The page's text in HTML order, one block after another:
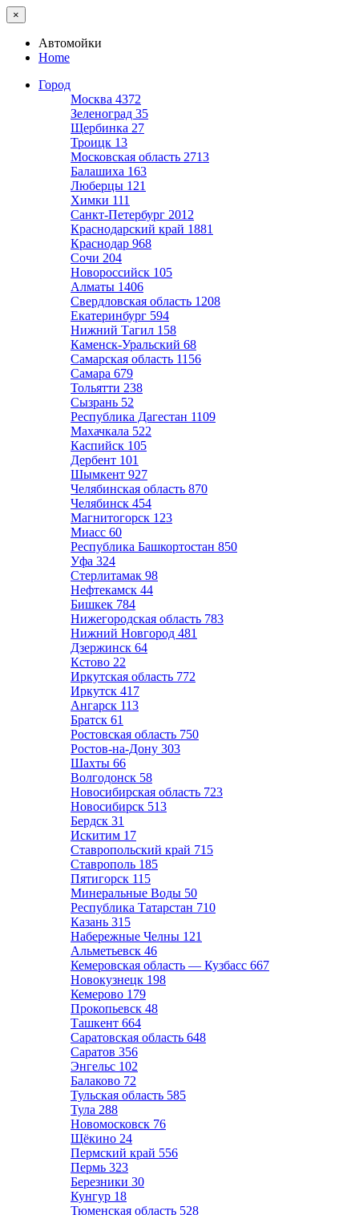
×
Автомойки
Home
Город
Москва 4372
Зеленоград 35
Щербинка 27
Троицк 13
Московская область 2713
Балашиха 163
Люберцы 121
Химки 111
Санкт-Петербург 2012
Краснодарский край 1881
Краснодар 968
Сочи 204
Новороссийск 105
Алматы 1406
Свердловская область 1208
Екатеринбург 594
Нижний Тагил 158
Каменск-Уральский 68
Самарская область 1156
Самара 679
Тольятти 238
Сызрань 52
Республика Дагестан 1109
Махачкала 522
Каспийск 105
Дербент 101
Шымкент 927
Челябинская область 870
Челябинск 454
Магнитогорск 123
Миасс 60
Республика Башкортостан 850
Уфа 324
Стерлитамак 98
Нефтекамск 44
Бишкек 784
Нижегородская область 783
Нижний Новгород 481
Дзержинск 64
Кстово 22
Иркутская область 772
Иркутск 417
Ангарск 113
Братск 61
Ростовская область 750
Ростов-на-Дону 303
Шахты 66
Волгодонск 58
Новосибирская область 723
Новосибирск 513
Бердск 31
Искитим 17
Ставропольский край 715
Ставрополь 185
Пятигорск 115
Минеральные Воды 50
Республика Татарстан 710
Казань 315
Набережные Челны 121
Альметьевск 46
Кемеровская область — Кузбасс 667
Новокузнецк 198
Кемерово 179
Прокопьевск 48
Ташкент 664
Саратовская область 648
Саратов 356
Энгельс 102
Балаково 72
Тульская область 585
Тула 288
Новомосковск 76
Щёкино 24
Пермский край 556
Пермь 323
Березники 30
Кунгур 18
Тюменская область 528